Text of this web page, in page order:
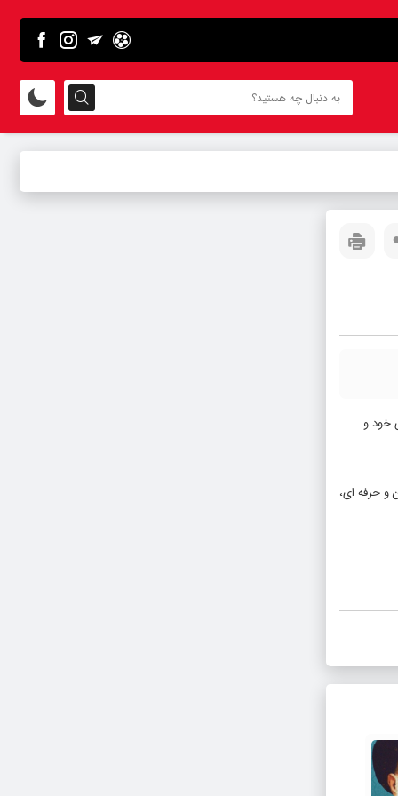
خود و
و حرفه ای،